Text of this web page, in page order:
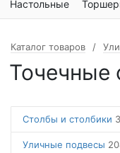
Настольные
Каталог товаров
Точечные
Столбы и столбики
Уличные подвесы